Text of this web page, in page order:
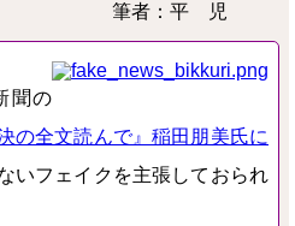
筆者： 平児
聞の
の全文読んで』稲田朋美氏に
いフェイクを主張しておられ